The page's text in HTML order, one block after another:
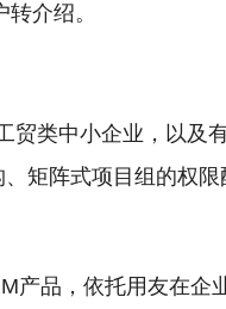
介绍。
贸类中小企业，以
矩阵式项目组的权
产品，依托用友在